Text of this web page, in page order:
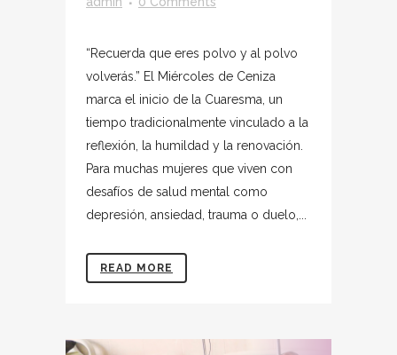
“Recuerda que eres polvo y al polvo
volverás.” El Miércoles de Ceniza
marca el inicio de la Cuaresma, un
tiempo tradicionalmente vinculado a la
reflexión, la humildad y la renovación.
Para muchas mujeres que viven con
desafíos de salud mental como
depresión, ansiedad, trauma o duelo,...
READ MORE